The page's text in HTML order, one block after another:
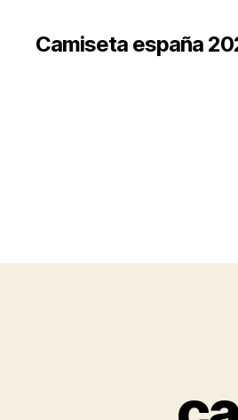
Camiseta españa